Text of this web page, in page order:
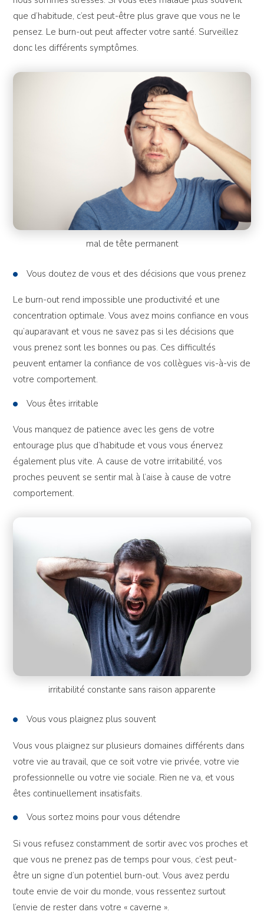
que d’habitude, c’est peut-être plus grave que vous ne le
pensez. Le burn-out peut affecter votre santé. Surveillez
donc les différents symptômes.
mal de tête permanent
Vous doutez de vous et des décisions que vous prenez
Le burn-out rend impossible une productivité et une
concentration optimale. Vous avez moins confiance en vous
qu’auparavant et vous ne savez pas si les décisions que
vous prenez sont les bonnes ou pas. Ces difficultés
peuvent entamer la confiance de vos collègues vis-à-vis de
votre comportement.
Vous êtes irritable
Vous manquez de patience avec les gens de votre
entourage plus que d’habitude et vous vous énervez
également plus vite. A cause de votre irritabilité, vos
proches peuvent se sentir mal à l’aise à cause de votre
comportement.
irritabilité constante sans raison apparente
Vous vous plaignez plus souvent
Vous vous plaignez sur plusieurs domaines différents dans
votre vie au travail, que ce soit votre vie privée, votre vie
professionnelle ou votre vie sociale. Rien ne va, et vous
êtes continuellement insatisfaits.
Vous sortez moins pour vous détendre
Si vous refusez constamment de sortir avec vos proches et
que vous ne prenez pas de temps pour vous, c’est peut-
être un signe d’un potentiel burn-out. Vous avez perdu
toute envie de voir du monde, vous ressentez surtout
l’envie de rester dans votre « caverne ».